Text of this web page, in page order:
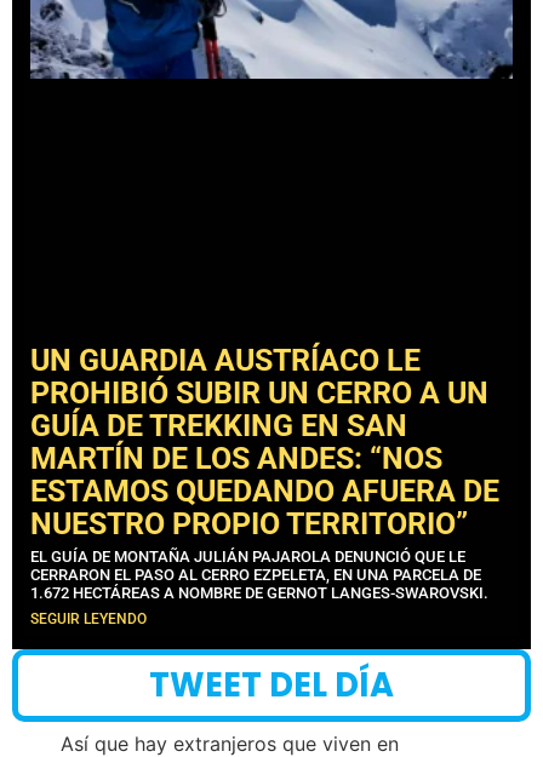
UN GUARDIA AUSTRÍACO LE
PROHIBIÓ SUBIR UN CERRO A UN
GUÍA DE TREKKING EN SAN
MARTÍN DE LOS ANDES: “NOS
ESTAMOS QUEDANDO AFUERA DE
NUESTRO PROPIO TERRITORIO”
EL GUÍA DE MONTAÑA JULIÁN PAJAROLA DENUNCIÓ QUE LE
CERRARON EL PASO AL CERRO EZPELETA, EN UNA PARCELA DE
1.672 HECTÁREAS A NOMBRE DE GERNOT LANGES-SWAROVSKI.
SEGUIR LEYENDO
TWEET DEL DÍA
Así que hay extranjeros que viven en